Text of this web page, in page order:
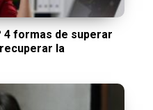
4 formas de superar
la